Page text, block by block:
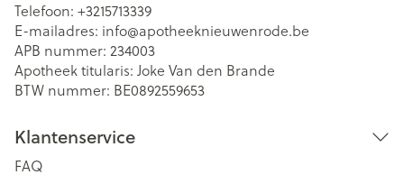
Telefoon: +3215713339
E-mailadres: info@apotheeknieuwenrode.be
APB nummer: 234003
Apotheek titularis: Joke Van den Brande
BTW nummer: BE0892559653
Klantenservice
FAQ